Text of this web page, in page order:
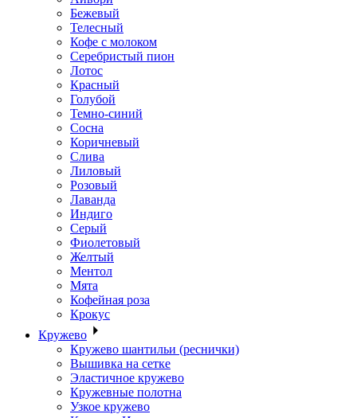
Бежевый
Телесный
Кофе с молоком
Серебристый пион
Лотос
Красный
Голубой
Темно-синий
Сосна
Коричневый
Слива
Лиловый
Розовый
Лаванда
Индиго
Серый
Фиолетовый
Желтый
Ментол
Мята
Кофейная роза
Крокус
Кружево
Кружево шантильи (реснички)
Вышивка на сетке
Эластичное кружево
Кружевные полотна
Узкое кружево